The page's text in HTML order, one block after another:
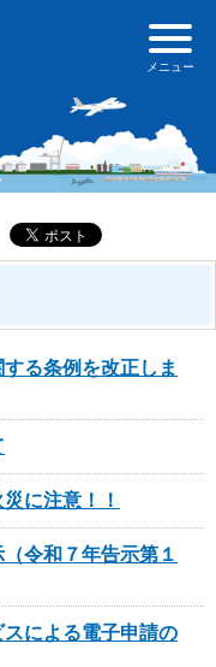
る条例を改正しま
に注意！！
令和７年告示第１
による電子申請の